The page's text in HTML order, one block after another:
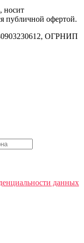
носит
публичной офертой.
ОГРНИП
данных